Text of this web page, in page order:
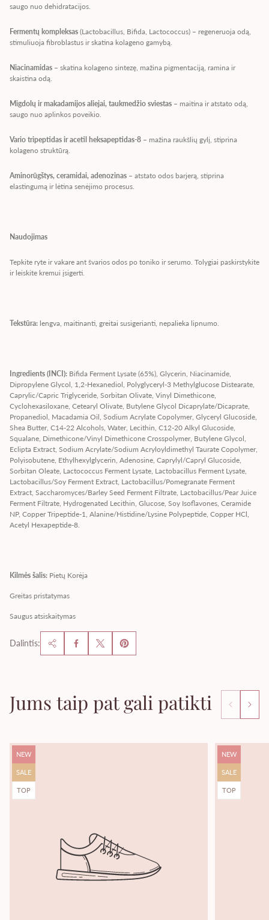
saugo nuo dehidratacijos.
Fermentų kompleksas (Lactobacillus, Bifida, Lactococcus) – regeneruoja odą,
stimuliuoja fibroblastus ir skatina kolageno gamybą.
Niacinamidas – skatina kolageno sintezę, mažina pigmentaciją, ramina ir
skaistina odą.
Migdolų ir makadamijos aliejai, taukmedžio sviestas – maitina ir atstato odą,
saugo nuo aplinkos poveikio.
Vario tripeptidas ir acetil heksapeptidas-8 – mažina raukšlių gylį, stiprina
kolageno struktūrą.
Aminorūgštys, ceramidai, adenozinas – atstato odos barjerą, stiprina
elastingumą ir lėtina senėjimo procesus.
Naudojimas
Tepkite ryte ir vakare ant švarios odos po toniko ir serumo. Tolygiai paskirstykite
ir leiskite kremui įsigerti.
Tekstūra: lengva, maitinanti, greitai susigerianti, nepalieka lipnumo.
Ingredients (INCI): Bifida Ferment Lysate (65%), Glycerin, Niacinamide,
Dipropylene Glycol, 1,2-Hexanediol, Polyglyceryl-3 Methylglucose Distearate,
Caprylic/Capric Triglyceride, Sorbitan Olivate, Vinyl Dimethicone,
Cyclohexasiloxane, Cetearyl Olivate, Butylene Glycol Dicaprylate/Dicaprate,
Propanediol, Macadamia Oil, Sodium Acrylate Copolymer, Glyceryl Glucoside,
Shea Butter, C14-22 Alcohols, Water, Lecithin, C12-20 Alkyl Glucoside,
Squalane, Dimethicone/Vinyl Dimethicone Crosspolymer, Butylene Glycol,
Eclipta Extract, Sodium Acrylate/Sodium Acryloyldimethyl Taurate Copolymer,
Polyisobutene, Ethylhexylglycerin, Adenosine, Caprylyl/Capryl Glucoside,
Sorbitan Oleate, Lactococcus Ferment Lysate, Lactobacillus Ferment Lysate,
Lactobacillus/Soy Ferment Extract, Lactobacillus/Pomegranate Ferment
Extract, Saccharomyces/Barley Seed Ferment Filtrate, Lactobacillus/Pear Juice
Ferment Filtrate, Hydrogenated Lecithin, Glucose, Soy Isoflavones, Ceramide
NP, Copper Tripeptide-1, Alanine/Histidine/Lysine Polypeptide, Copper HCl,
Acetyl Hexapeptide-8.
Kilmės šalis: Pietų Korėja
Greitas pristatymas
Saugus atsiskaitymas
Dalintis:
Jums taip pat gali patikti
Produkto
NEW
Produkto
SALE
Produkto
TOP
Produkto
NEW
Produkto
SALE
Produkto
TOP